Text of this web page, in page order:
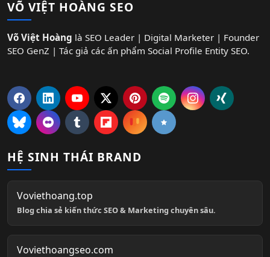
VÕ VIỆT HOÀNG SEO
Võ Việt Hoàng là SEO Leader | Digital Marketer | Founder
SEO GenZ | Tác giả các ấn phẩm Social Profile Entity SEO.
HỆ SINH THÁI BRAND
Voviethoang.top
Blog chia sẻ kiến thức SEO & Marketing chuyên sâu.
Voviethoangseo.com